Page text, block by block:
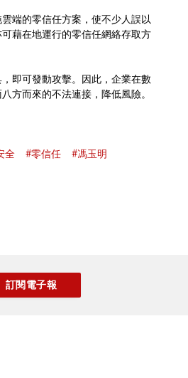
端的零信任方案，使不少人誤以
藉在地運行的零信任網絡存取方
即可發動攻擊。因此，企業在數
方而來的不法連接，降低風險。
全 #零信任 #馮玉明